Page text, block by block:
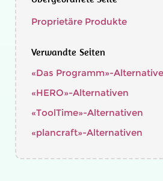
Proprietäre Produkte
Verwandte Seiten
«Das Programm»-
«HERO»-Alternativen
«ToolTime»-Alternativen
«plancraft»-Alternativen